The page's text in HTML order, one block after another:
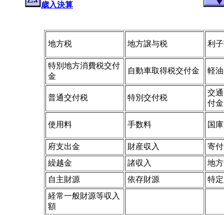
歳入決算
地方税 地方譲与税 利
特別地方消費税交付
金
自動車取得税交付金 軽
普通交付税 特別交付税
交
付金
使用料 手数料 国
府支出金 財産収入
寄
繰越金
諸収入
地
自主財源
依存財源
特
経常一般財源等収入
額